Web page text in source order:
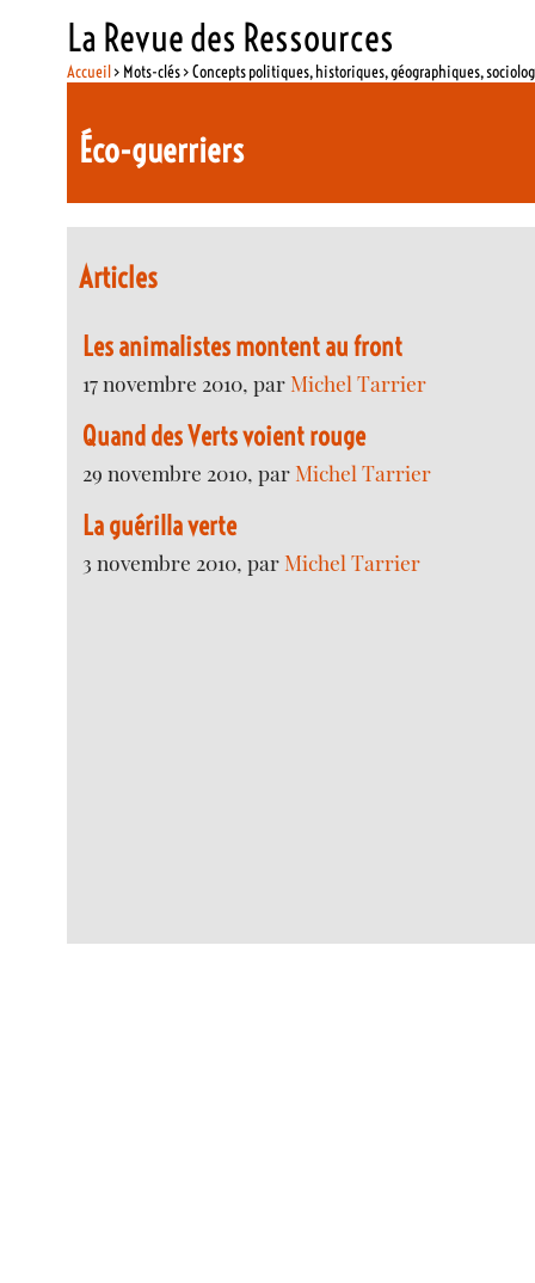
La Revue des Ressources
Accueil> Mots-clés > Concepts politiques, historiques, géographiques,
Éco-guerriers
Articles
Les animalistes montent au front
17 novembre 2010, parMichel Tarrier
Quand des Verts voient rouge
29 novembre 2010, parMichel Tarrier
La guérilla verte
3 novembre 2010, parMichel Tarrier